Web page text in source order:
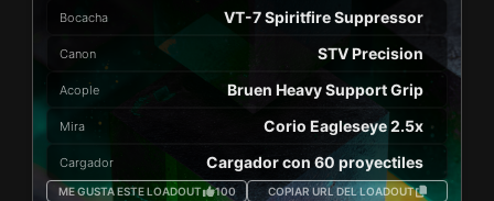
Bocacha VT-7 Spiritfire Suppressor
Canon STV Precision
Acople Bruen Heavy Support Grip
Mira Corio Eagleseye 2.5x
Cargador Cargador con 60 proyectiles
ME GUSTA ESTE LOADOUT 100 COPIAR URL DEL LOADOUT